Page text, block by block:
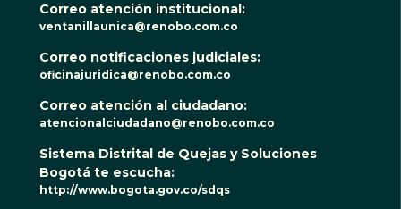
Correo atención institucional:
ventanillaunica@renobo.com.co
Correo notificaciones judiciales:
oficinajuridica@renobo.com.co
Correo atención al ciudadano:
atencionalciudadano@renobo.com.co
Sistema Distrital de Quejas y Soluciones
Bogotá te escucha:
http://www.bogota.gov.co/sdqs